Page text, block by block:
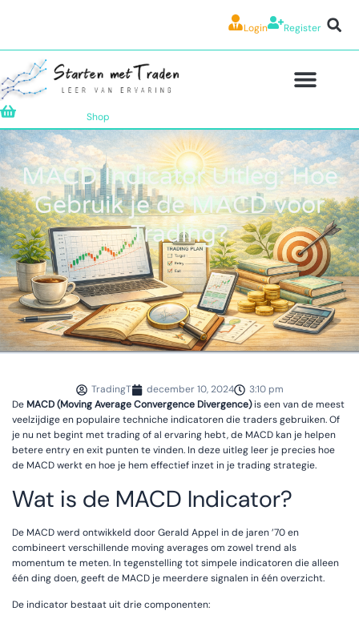
Login Register
Shop
MACD Indicator Uitleg: Hoe
Gebruik je de MACD voor
Trading?
TradingT december 10, 2024
3:10 pm
De MACD (Moving Average Convergence Divergence)is een van de meest
veelzijdige en populaire techniche indicatoren die traders gebruiken. Of
je nu net begint met trading of al ervaring hebt, de MACD kan je helpen
betere entry en exit punten te vinden. In deze uitleg leer je precies hoe
de MACD werkt en hoe je hem effectief inzet in je trading strategie.
Wat is de MACD Indicator?
De MACD werd ontwikkeld door Gerald Appel in de jaren ’70 en
combineert verschillende moving averages om zowel trend als
momentum te meten. In tegenstelling tot simpele indicatoren die alleen
één ding doen, geeft de MACD je meerdere signalen in één overzicht.
De indicator bestaat uit drie componenten: